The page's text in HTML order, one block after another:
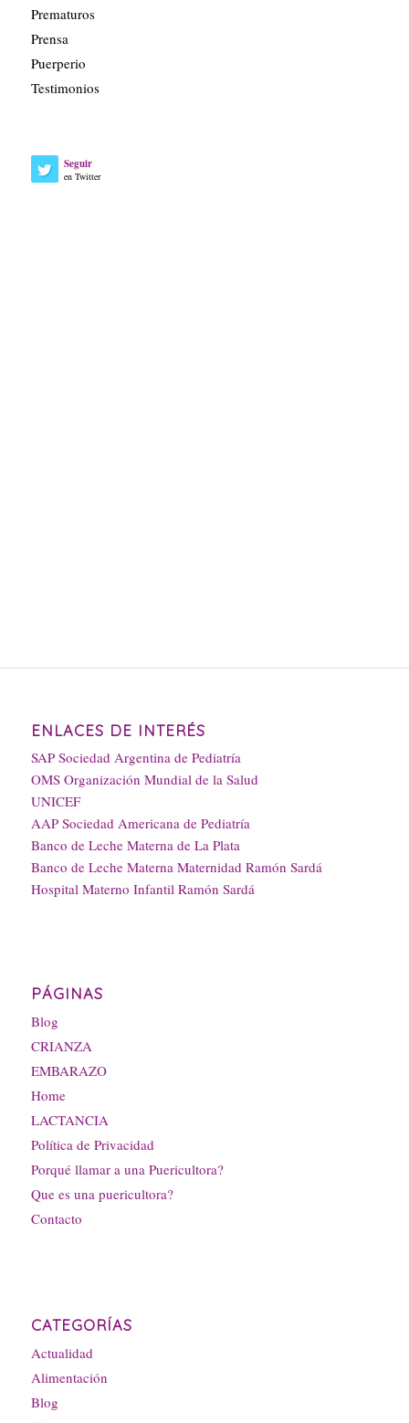
Prematuros
Prensa
Puerperio
Testimonios
Seguir
en Twitter
ENLACES DE INTERÉS
SAP Sociedad Argentina de Pediatría
OMS Organización Mundial de la Salud
UNICEF
AAP Sociedad Americana de Pediatría
Banco de Leche Materna de La Plata
Banco de Leche Materna Maternidad Ramón Sardá
Hospital Materno Infantil Ramón Sardá
PÁGINAS
Blog
CRIANZA
EMBARAZO
Home
LACTANCIA
Política de Privacidad
Porqué llamar a una Puericultora?
Que es una puericultora?
Contacto
CATEGORÍAS
Actualidad
Alimentación
Blog